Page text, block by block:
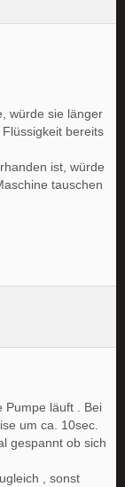
würde sie länger
bereits
ist, würde
tauschen
Pumpe läuft . Bei
um ca. 10sec.
gespannt ob sich
, sonst